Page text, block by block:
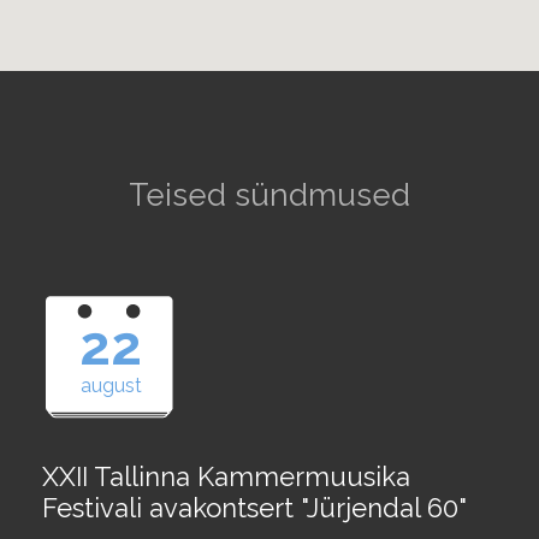
Teised sündmused
22
august
XXII Tallinna Kammermuusika
Festivali avakontsert "Jürjendal 60"